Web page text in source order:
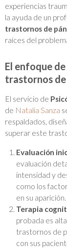
experiencias
la ayuda de un
trastornos de
raíces del
El enfoque
trastornos de
El servicio de
de Natalia Sanza
respaldados,
superar este
Evaluación
evaluación
intensidad y
como los
en su aparición.
Terapia
probada es
trastornos de
con sus